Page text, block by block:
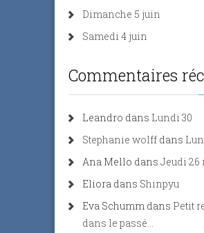
Dimanche 5 juin
Samedi 4 juin
Commentaires
Leandro dans Lundi 30
Stephanie wolff dans
Ana Mello dans Jeudi 26
Eliora dans Shinpyu
Eva Schumm dans Petit
dans le passé…